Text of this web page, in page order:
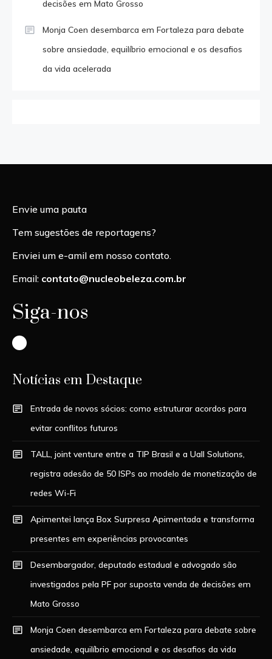
decisões em Mato Grosso
Monja Coen desembarca em Fortaleza para debate
sobre ansiedade, equilíbrio emocional e os desafios
da vida acelerada
Envie uma pauta
Tem sugestões de reportagens?
Enviei um e-amil em nosso contato.
Email: contato@nucleobeleza.com.br
Siga-nos
Instagram
Notícias em Destaque
Entrada de novos sócios: como estruturar acordos para
evitar conflitos futuros
TALL, joint venture entre a TIP Brasil e a Uall Solutions,
registra adesão de 50 ISPs ao modelo de monetização de
redes Wi-Fi
Apimentei lança Box Surpresa Apimentada e transforma
presentes em experiências provocantes
Desembargador, deputado estadual e advogado são
investigados pela PF por suposta venda de decisões em
Mato Grosso
Monja Coen desembarca em Fortaleza para debate sobre
ansiedade, equilíbrio emocional e os desafios da vida